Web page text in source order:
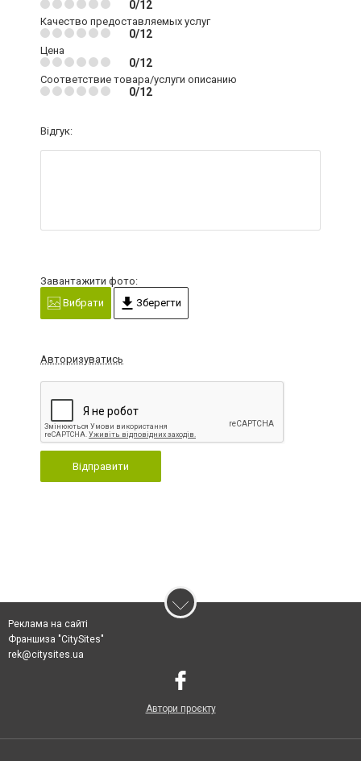
0/12
Качество предоставляемых услуг
0/12
Цена
0/12
Соответствие товара/услуги описанию
0/12
Відгук:
Завантажити фото:
Вибрати
Зберегти
Авторизуватись
Відправити
Реклама на сайті
Франшиза "CitySites"
rek@citysites.ua
Автори проєкту